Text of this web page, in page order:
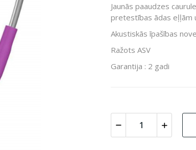
Jaunās paaudzes
pretestības ādas eļļām
Akustiskās īpašības
Ražots ASV
Garantija : 2 gadi